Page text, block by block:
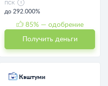
ПСК
до 292.000%
85% — одобрение
Получить деньги
Кэштуми